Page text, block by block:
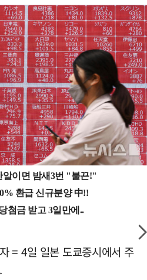
= 4일 일본 도쿄증시에서 주